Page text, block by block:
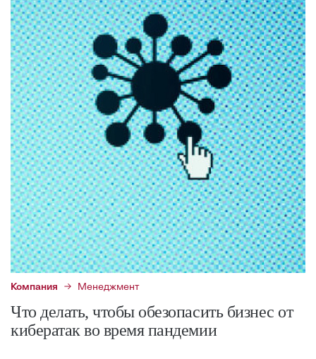
Компания Менеджмент
Что делать, чтобы обезопасить бизнес от
кибератак во время пандемии